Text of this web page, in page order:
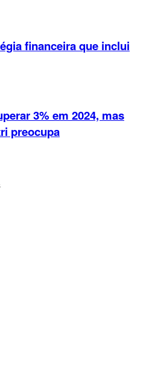
financeira que inclui
3% em 2024, mas
preocupa